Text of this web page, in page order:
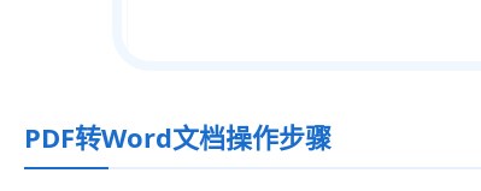
PDF转Word文档操作步骤